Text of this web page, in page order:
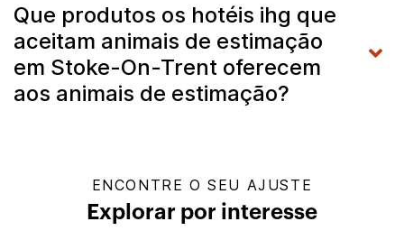
Que produtos os hotéis ihg que
aceitam animais de estimação
em Stoke-On-Trent oferecem
aos animais de estimação?
ENCONTRE O SEU AJUSTE
Explorar por interesse